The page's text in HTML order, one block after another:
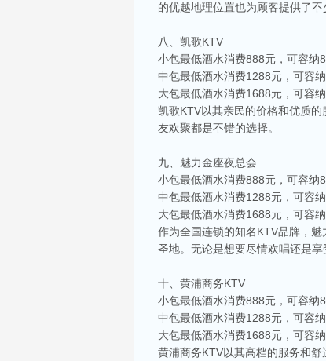
昆山ktv夜场哪里好玩-昆山八大便宜
昆山天外天KTV以其优雅的环境和周到的
响，给你带来无与伦比的视听享受。这里
昆山ktv哪个比较好-昆山八大比较好
的优越地理位置也为顾客提供了不
八、凯歌KTV
小包最低酒水消费888元，可容纳8
中包最低酒水消费1288元，可容
大包最低酒水消费1688元，可容
凯歌KTV以其亲民的价格和优质
友欢聚都是不错的选择。
九、魅力金座夜总会
小包最低酒水消费888元，可容纳8
中包最低酒水消费1288元，可容
大包最低酒水消费1688元，可容
作为全国连锁的知名KTV品牌，
圣地。无论是想要尽情欢唱还是享
十、黄浦商务KTV
小包最低酒水消费888元，可容纳8
中包最低酒水消费1288元，可容
大包最低酒水消费1688元，可容
黄浦商务KTV以其高档的服务和